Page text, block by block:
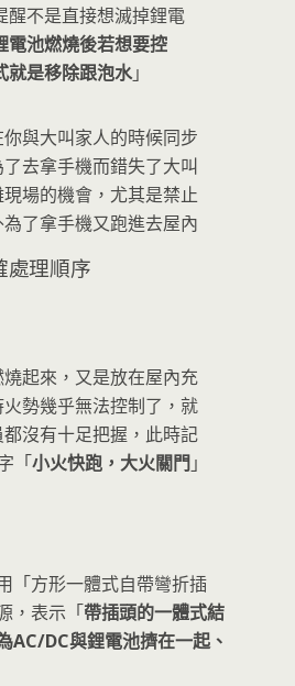
醒不是直接想滅掉鋰電
電池燃燒後若想要控
就是移除跟泡水」
與大叫家人的時候同步
去拿手機而錯失了大叫
場的機會，尤其是禁止
了拿手機又跑進去屋內
處理順序
起來，又是放在屋內充
勢幾乎無法控制了，就
沒有十足把握，此時記
「小火快跑，大火關門 」
「方形一體式自帶彎折插
，表示「帶插頭的一體式結
AC/DC與鋰電池擠在一起、